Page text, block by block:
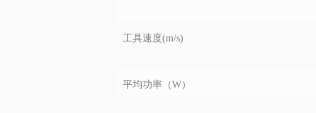
工具速度(m/s)
平均功率（W）